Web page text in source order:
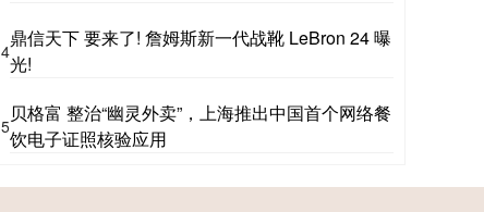
4
鼎信天下 要来了! 詹姆斯新一代战靴 LeBron 24 曝
光!
5
贝格富 整治“幽灵外卖”，上海推出中国首个网络餐
饮电子证照核验应用